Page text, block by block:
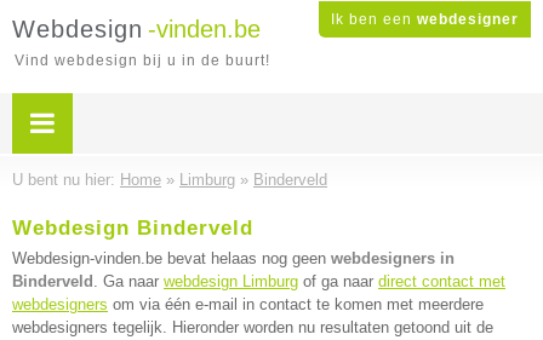
Ik ben een webdesigner
Webdesign -vinden.be
Vind webdesign bij u in de buurt!
U bent nu hier: Home » Limburg » Binderveld
Webdesign Binderveld
Webdesign-vinden.be bevat helaas nog geen webdesigners in
Binderveld . Ga naar webdesign Limburg of ga naar direct contact met
webdesigners om via één e-mail in contact te komen met meerdere
webdesigners tegelijk. Hieronder worden nu resultaten getoond uit de